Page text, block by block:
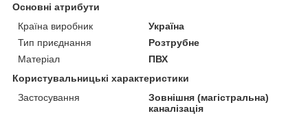
Основні атрибути
Країна виробник
Україна
Тип приєднання
Розтрубне
Матеріал
ПВХ
Користувальницькі характеристики
Застосування
Зовнішня (магістральна)
каналізація